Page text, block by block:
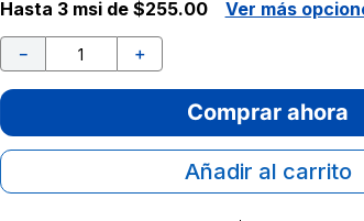
Hasta 3 msi de $255.00 Ver más
＋
－
Comprar ahora
Añadir al carrito